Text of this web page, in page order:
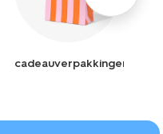
cadeauverpakkingen